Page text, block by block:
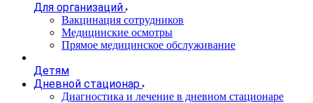
Для организаций
Вакцинация сотрудников
Медицинские осмотры
Прямое медицинское обслуживание
Детям
Дневной стационар
Диагностика и лечение в дневном стационаре